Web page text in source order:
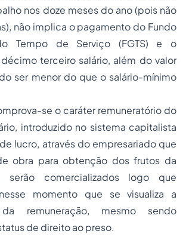
nos doze meses do ano (pois não
não implica o pagamento do Fundo
Tempo de Serviço (FGTS) e o
terceiro salário, além do valor
ser menor do que o salário-mínimo
se o caráter remuneratório do
introduzido no sistema capitalista
lucro, através do empresariado que
obra para obtenção dos frutos da
serão comercializados logo que
momento que se visualiza a
remuneração, mesmo sendo
de direito ao preso.